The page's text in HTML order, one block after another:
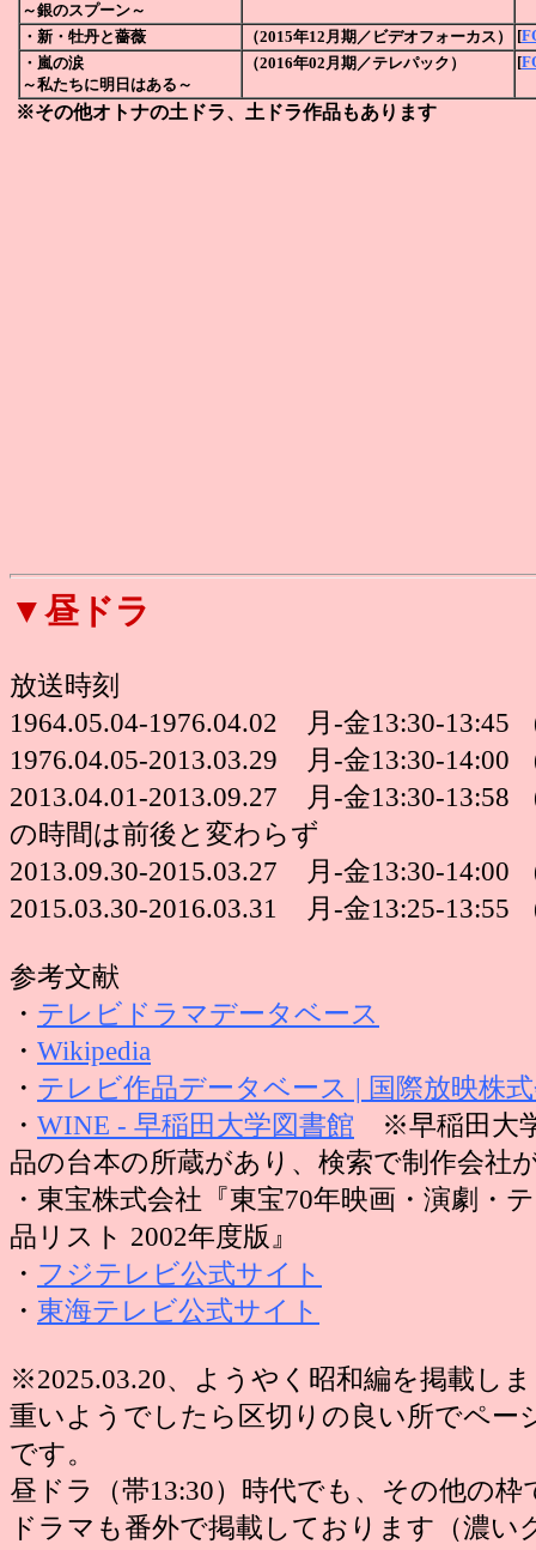
～銀のスプーン～
・新・牡丹と薔薇 （2015年12月期／ ビデオフォーカス ） [
・嵐の涙
～私たちに明日はある～
（2016年02月期／テレパック） [
※その他オトナの土ドラ、土ドラ作品もあります
▼昼ドラ
放送時刻
1964.05.04-1976.04.02 月-金13:30-13:45
1976.04.05-2013.03.29 月-金13:30-14:00
2013.04.01-2013.09.27 月-金13:30-
の時間は前後と変わらず
2013.09.30-2015.03.27 月-金13:30-14:00
2015.03.30-2016.03.31 月-金13:25-13:55
参考文献
・ テレビドラマデータベース
・ Wikipedia
・ テレビ作品データベース | 国際放映株
・ WINE - 早稲田大学図書館 ※早稲田大
品の台本の所蔵があり、検索で制作会社
・東宝株式会社『東宝70年映画・演劇・
品リスト 2002年度版』
・ フジテレビ公式サイト
・ 東海テレビ公式サイト
※2025.03.20、ようやく昭和編を掲載し
重いようでしたら区切りの良い所でペー
です。
昼ドラ（帯13:30）時代でも、その他の枠
ドラマも番外で掲載しております（濃い